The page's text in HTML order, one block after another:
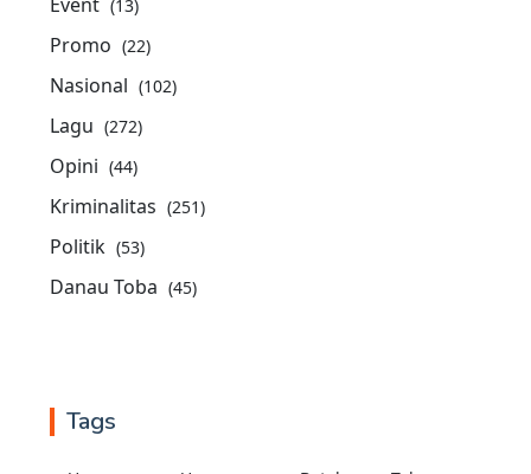
(13)
Promo (22)
Nasional (102)
Lagu (272)
Opini (44)
Kriminalitas (251)
Politik (53)
Danau Toba (45)
Tags